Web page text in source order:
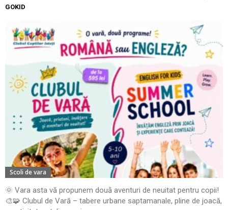
GOKID
Scoli de vara
🌞 Vara asta vă propunem două aventuri de neuitat pentru copii!
🎨🧩 Clubul de Vară – tabere urbane saptamanale, pline de joacă,